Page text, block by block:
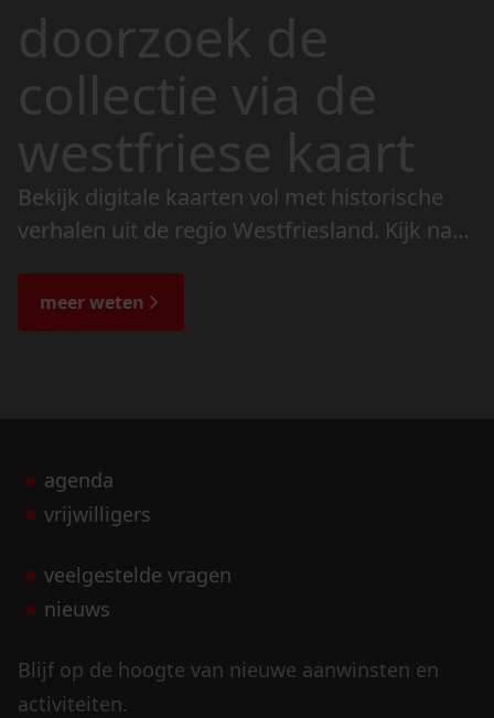
doorzoek de
collectie via de
westfriese kaart
Bekijk digitale kaarten vol met historische
verhalen uit de regio Westfriesland. Kijk naar
de bijzondere verhalen.
meer weten
agenda
vrijwilligers
veelgestelde vragen
nieuws
Blijf op de hoogte van nieuwe aanwinsten en
activiteiten.